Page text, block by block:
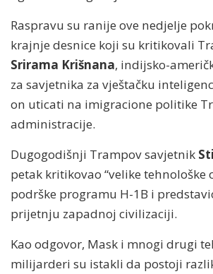
Raspravu su ranije ove nedjelje
krajnje desnice koji su kritikovali
Srirama Krišnana, indijsko-
za savjetnika za vještačku
on uticati na imigracione politike
administracije.
Dugogodišnji Trampov savjetnik
petak kritikovao “velike tehnološke
podrške programu H-1B i
prijetnju zapadnoj civilizaciji.
Kao odgovor, Mask i mnogi drugi
milijarderi su istakli da postoji